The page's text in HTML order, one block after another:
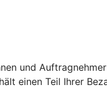
und
einen Teil Ihrer